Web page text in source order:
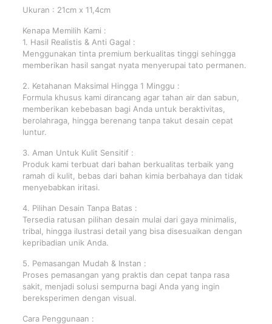
Ukuran : 21cm x 11,4cm
Kenapa Memilih Kami :
1. Hasil Realistis & Anti Gagal :
Menggunakan tinta premium berkualitas tinggi sehingga
memberikan hasil sangat nyata menyerupai tato permanen.
2. Ketahanan Maksimal Hingga 1 Minggu :
Formula khusus kami dirancang agar tahan air dan sabun,
memberikan kebebasan bagi Anda untuk beraktivitas,
berolahraga, hingga berenang tanpa takut desain cepat
luntur.
3. Aman Untuk Kulit Sensitif :
Produk kami terbuat dari bahan berkualitas terbaik yang
ramah di kulit, bebas dari bahan kimia berbahaya dan tidak
menyebabkan iritasi.
4. Pilihan Desain Tanpa Batas :
Tersedia ratusan pilihan desain mulai dari gaya minimalis,
tribal, hingga ilustrasi detail yang bisa disesuaikan dengan
kepribadian unik Anda.
5. Pemasangan Mudah & Instan :
Proses pemasangan yang praktis dan cepat tanpa rasa
sakit, menjadi solusi sempurna bagi Anda yang ingin
bereksperimen dengan visual.
Cara Penggunaan :